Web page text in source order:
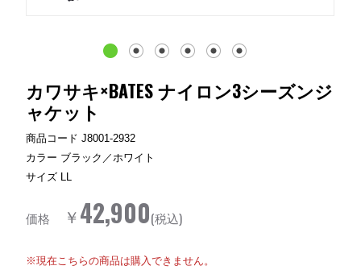
カワサキ×BATES ナイロン3シーズンジ
ャケット
商品コード J8001-2932
カラー ブラック／ホワイト
サイズ
価格 ￥42,900(税込)
※現在こちらの商品は購入できません。